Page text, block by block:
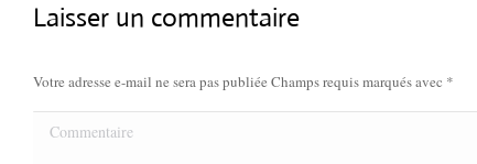
Laisser un commentaire
Votre adresse e-mail ne sera pas publiée Champs requis marqués avec *
Commentaire